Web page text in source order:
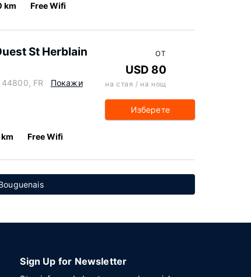
km Free Wifi
St Herblain
FR
Покажи
km Free Wifi
ОТ
USD 80
на стая / на нощ
Изберете
Sign Up for Newsletter